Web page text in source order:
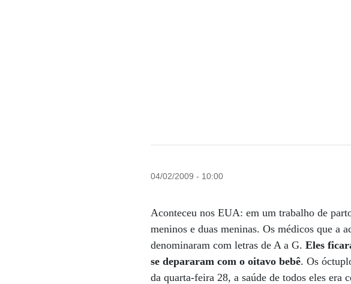
04/02/2009 - 10:00
Aconteceu nos EUA: em um trabalho de
meninos e duas meninas. Os médicos que a
denominaram com letras de A a G.Eles
se depararam com o oitavo bebê. Os
da quarta-feira 28, a saúde de todos eles era